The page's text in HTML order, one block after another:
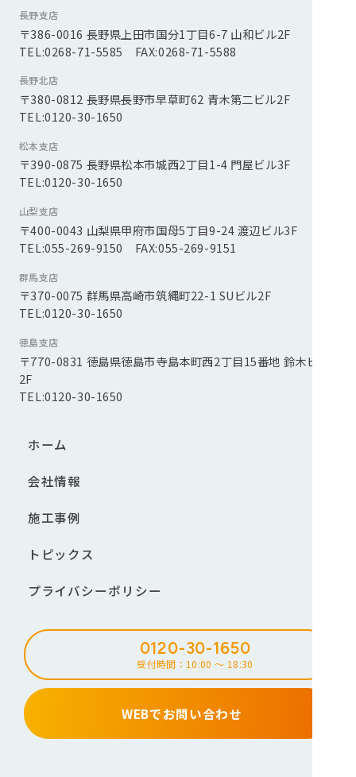
長野支店
〒386-0016 長野県上田市国分1丁目6-7 山和ビル2F
TEL:0268-71-5585 FAX:0268-71-5588
長野北店
〒380-0812 長野県長野市早草町62 青木第二ビル2F
TEL:0120-30-1650
松本支店
〒390-0875 長野県松本市城西2丁目1-4 門屋ビル3F
TEL:0120-30-1650
山梨支店
〒400-0043 山梨県甲府市国母5丁目9-24 渡辺ビル3F
TEL:055-269-9150 FAX:055-269-9151
群馬支店
〒370-0075 群馬県高崎市筑縄町22-1 SUビル2F
TEL:0120-30-1650
徳島支店
〒770-0831 徳島県徳島市寺島本町西2丁目15番地 鈴木ビル
2F
TEL:0120-30-1650
ホーム
会社情報
施工事例
トピックス
プライバシーポリシー
0120-30-1650
受付時間：10:00 ～ 18:30
WEBでお問い合わせ